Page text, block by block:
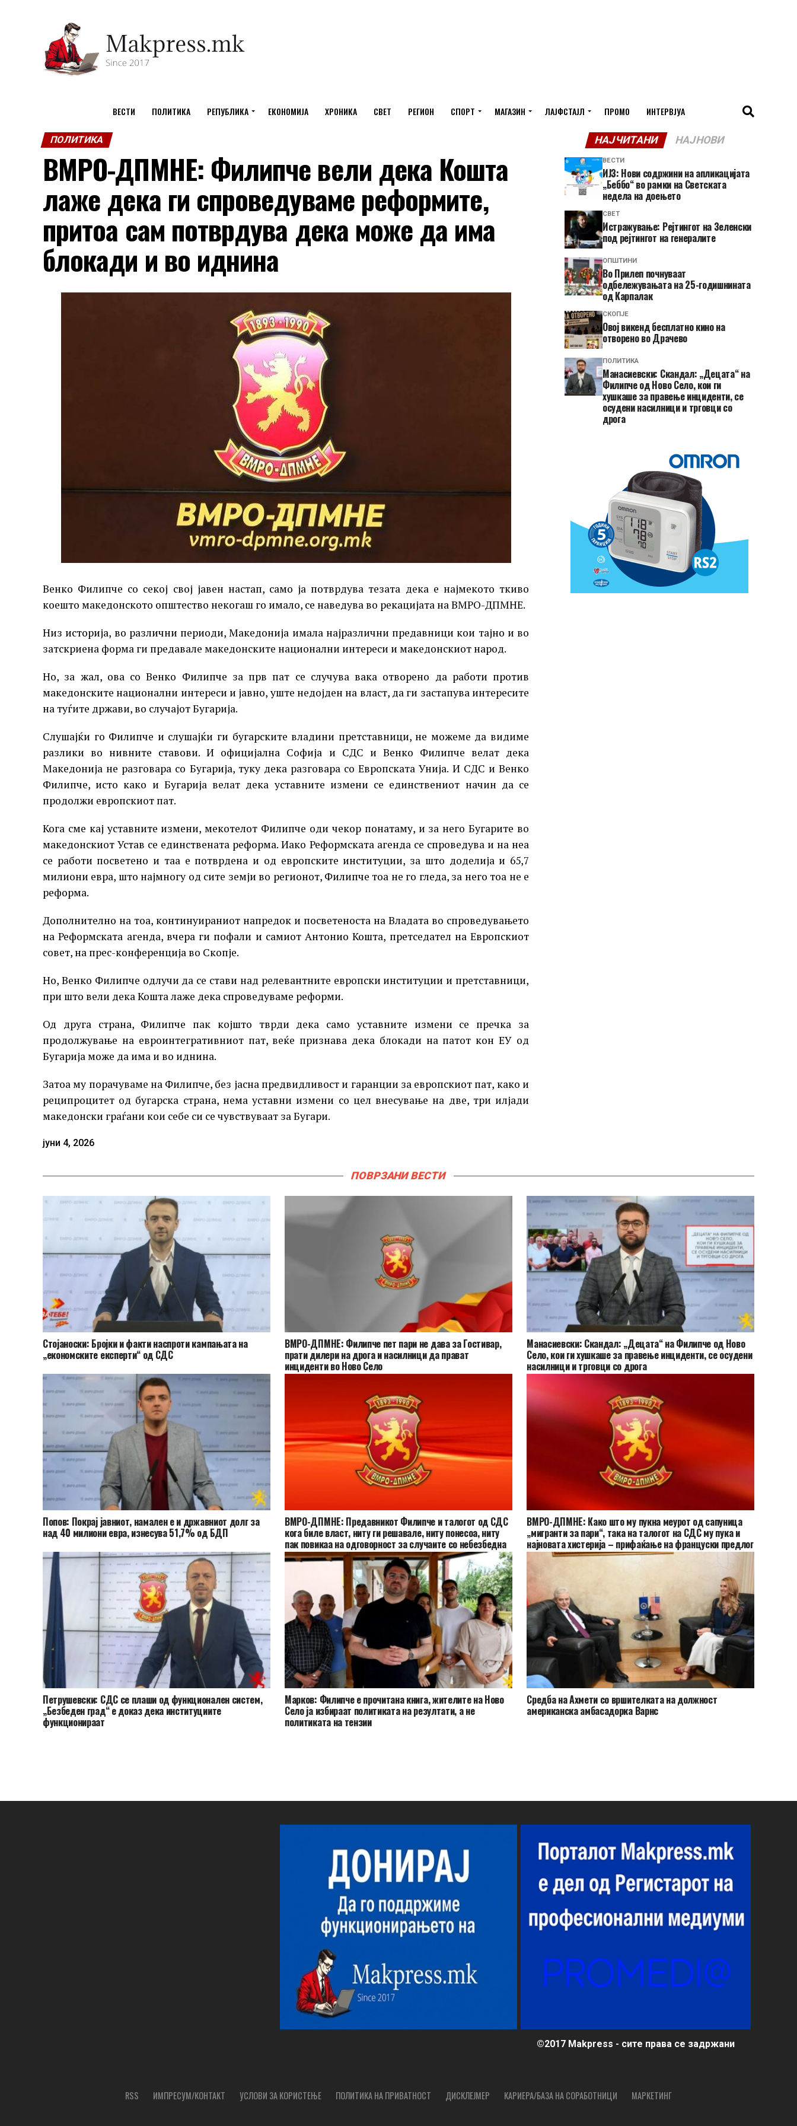
ВЕСТИ ПОЛИТИКА РЕПУБЛИКА ЕКОНОМИЈА ХРОНИКА СВЕТ РЕГИОН СПОРТ МАГАЗИН ЛАЈФСТАЈЛ ПРОМО ИНТЕРВЈУА
ПОЛИТИКА
ВМРО-ДПМНЕ: Филипче вели дека Кошта
лаже дека ги спроведуваме реформите,
притоа сам потврдува дека може да има
блокади и во иднина
Венко Филипче со секој свој јавен настап, само ја потврдува тезата дека е најмекото ткиво
коешто македонското општество некогаш го имало, се наведува во рекацијата на ВМРО-ДПМНЕ.
Низ историја, во различни периоди, Македонија имала најразлични предавници кои тајно и во
затскриена форма ги предавале македонските национални интереси и македонскиот народ.
Но, за жал, ова со Венко Филипче за прв пат се случува вака отворено да работи против
македонските национални интереси и јавно, уште недојден на власт, да ги застапува интересите
на туѓите држави, во случајот Бугарија.
Слушајќи го Филипче и слушајќи ги бугарските владини претставници, не можеме да видиме
разлики во нивните ставови. И официјална Софија и СДС и Венко Филипче велат дека
Македонија не разговара со Бугарија, туку дека разговара со Европската Унија. И СДС и Венко
Филипче, исто како и Бугарија велат дека уставните измени се единствениот начин да се
продолжи европскиот пат.
Кога сме кај уставните измени, мекотелот Филипче оди чекор понатаму, и за него Бугарите во
македонскиот Устав се единствената реформа. Иако Реформската агенда се спроведува и на неа
се работи посветено и таа е потврдена и од европските институции, за што доделија и 65,7
милиони евра, што најмногу од сите земји во регионот, Филипче тоа не го гледа, за него тоа не е
реформа.
Дополнително на тоа, континуираниот напредок и посветеноста на Владата во спроведувањето
на Реформската агенда, вчера ги пофали и самиот Антонио Кошта, претседател на Европскиот
совет, на прес-конференција во Скопје.
Но, Венко Филипче одлучи да се стави над релевантните европски институции и претставници,
при што вели дека Кошта лаже дека спроведуваме реформи.
Од друга страна, Филипче пак којшто тврди дека само уставните измени се пречка за
продолжување на евроинтегративниот пат, веќе признава дека блокади на патот кон ЕУ од
Бугарија може да има и во иднина.
Затоа му порачуваме на Филипче, без јасна предвидливост и гаранции за европскиот пат, како и
реципроцитет од бугарска страна, нема уставни измени со цел внесување на две, три илјади
македонски граѓани кои себе си се чувствуваат за Бугари.
јуни 4, 2026
НАЈЧИТАНИ НАЈНОВИ
ВЕСТИ
ИЈЗ: Нови содржини на апликацијата
„Беббо“ во рамки на Светската
недела на доењето
СВЕТ
Истражување: Рејтингот на Зеленски
под рејтингот на генералите
ОПШТИНИ
Во Прилеп почнуваат
одбележувањата на 25-годишнината
од Карпалак
СКОПЈЕ
​Овој викенд бесплатно кино на
отворено во Драчево
ПОЛИТИКА
Манасиевски: Скандал: „Децата“ на
Филипче од Ново Село, кои ги
хушкаше за правење инциденти, се
осудени насилници и трговци со
дрога
ПОВРЗАНИ ВЕСТИ
Стојаноски: Бројки и факти наспроти кампањата на
„економските експерти“ од СДС
ВМРО-ДПМНЕ: Филипче пет пари не дава за Гостивар,
прати дилери на дрога и насилници да прават
инциденти во Ново Село
Манасиевски: Скандал: „Децата“ на Филипче од Ново
Село, кои ги хушкаше за правење инциденти, се осудени
насилници и трговци со дрога
Попов: Покрај јавниот, намален е и државниот долг за
над 40 милиони евра, изнесува 51,7% од БДП
ВМРО-ДПМНЕ: Предавникот Филипче и талогот од СДС
кога биле власт, ниту ги решавале, ниту понесоа, ниту
пак повикаа на одговорност за случаите со небезбедна
вода за пиење
ВМРО-ДПМНЕ: Како што му пукна меурот од сапуница
„мигранти за пари“, така на талогот на СДС му пука и
најновата хистерија – прифаќање на француски предлог
Петрушевски: СДС се плаши од функционален систем,
„Безбеден град“ е доказ дека институциите
функционираат
Марков: Филипче е прочитана книга, жителите на Ново
Село ја избираат политиката на резултати, а не
политиката на тензии
Средба на Ахмети со вршителката на должност
американска амбасадорка Варнс
©2017 Makpress - сите права се задржани
RSS ИМПРЕСУМ/КОНТАКТ УСЛОВИ ЗА КОРИСТЕЊЕ ПОЛИТИКА НА ПРИВАТНОСТ ДИСКЛЕЈМЕР КАРИЕРА/БАЗА НА СОРАБОТНИЦИ МАРКЕТИНГ